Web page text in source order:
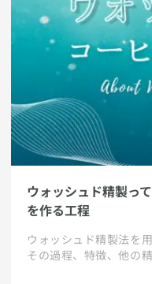
ウォッシュド精製っ
を作る工程
ウォッシュド精製法を
その過程、特徴、他の
さらに、よくある質問